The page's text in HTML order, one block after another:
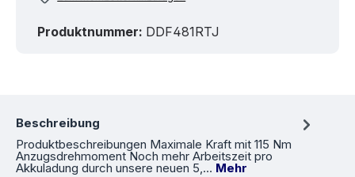
Produktnummer: DDF481RTJ
Beschreibung
Produktbeschreibungen Maximale Kraft mit 115 Nm
Anzugsdrehmoment Noch mehr Arbeitszeit pro
Akkuladung durch unsere neuen 5,… Mehr